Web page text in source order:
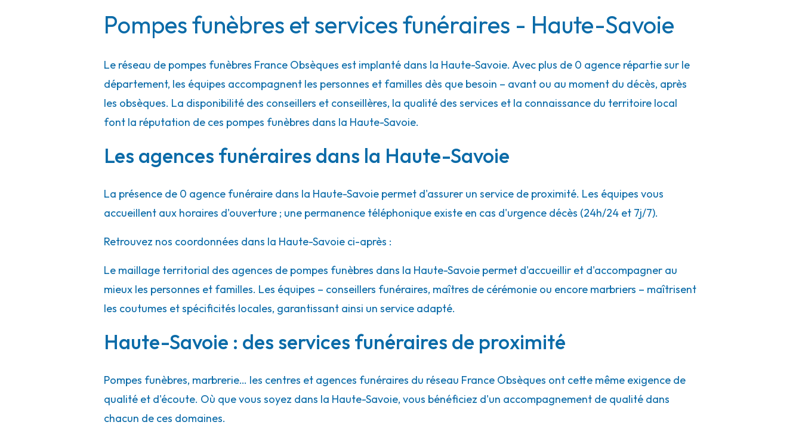
Pompes funèbres et services funéraires - Haute-Savoie
Le réseau de pompes funèbres France Obsèques est implanté dans la Haute-Savoie. Avec plus de 0 agence répartie sur le
département, les équipes accompagnent les personnes et familles dès que besoin – avant ou au moment du décès, après
les obsèques. La disponibilité des conseillers et conseillères, la qualité des services et la connaissance du territoire local
font la réputation de ces pompes funèbres dans la Haute-Savoie.
Les agences funéraires dans la Haute-Savoie
La présence de 0 agence funéraire dans la Haute-Savoie permet d'assurer un service de proximité. Les équipes vous
accueillent aux horaires d'ouverture ; une permanence téléphonique existe en cas d'urgence décès (24h/24 et 7j/7).
Retrouvez nos coordonnées dans la Haute-Savoie ci-après :
Le maillage territorial des agences de pompes funèbres dans la Haute-Savoie permet d'accueillir et d'accompagner au
mieux les personnes et familles. Les équipes – conseillers funéraires, maîtres de cérémonie ou encore marbriers – maîtrisent
les coutumes et spécificités locales, garantissant ainsi un service adapté.
Haute-Savoie : des services funéraires de proximité
Pompes funèbres, marbrerie… les centres et agences funéraires du réseau France Obsèques ont cette même exigence de
qualité et d'écoute. Où que vous soyez dans la Haute-Savoie, vous bénéficiez d'un accompagnement de qualité dans
chacun de ces domaines.